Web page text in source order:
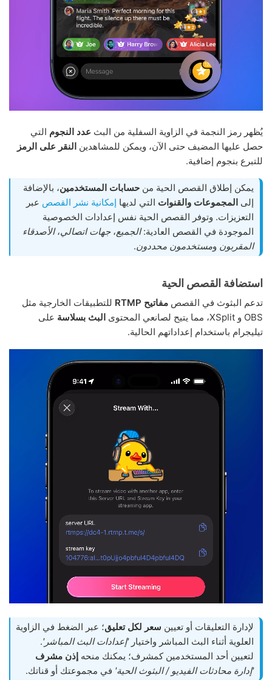
يُظهر رمز النجمة في الزاوية السفلية من البث عدد النجوم التي
حصل عليها المضيف حتى الآن، ويمكن للمشاهدين النقر على الرمز
للتبرع بنجوم إضافية.
يمكن إطلاق القصص الحية من حسابات المستخدمين، بالإضافة
إلى المجموعات والقنوات التي لديها إمكانية نشر القصص عبر
التعزيزات. وتوفر القصص الحية نفس إعدادات الخصوصية
الموجودة في القصص العادية:الجميع،جهات اتصالي،الأصدقاء
المقربون ومستخدمون محددون.
استضافة القصص الحية
تدعم البثوث في القصص مفاتيح RTMP
للتطبيقات الخارجية مثل
OBS و XSplit، مما يتيح لصانعي المحتوى
البث بسلاسة على
تيليجرام باستخدام إعداداتهم الحالية.
لإدارة التعليقات أو تعيين سعر لكل تعليق؛ عبر الضغط في الزاوية
العلوية أثناء البث المباشر واختيار'إعدادات البث المباشر'.
لتعيين أحد المستخدمين كمشرف؛ يمكنك منحه إذن مشرف
'إدارة محادثات الفيديو / البثوث الحية' في مجموعتك أو قناتك.